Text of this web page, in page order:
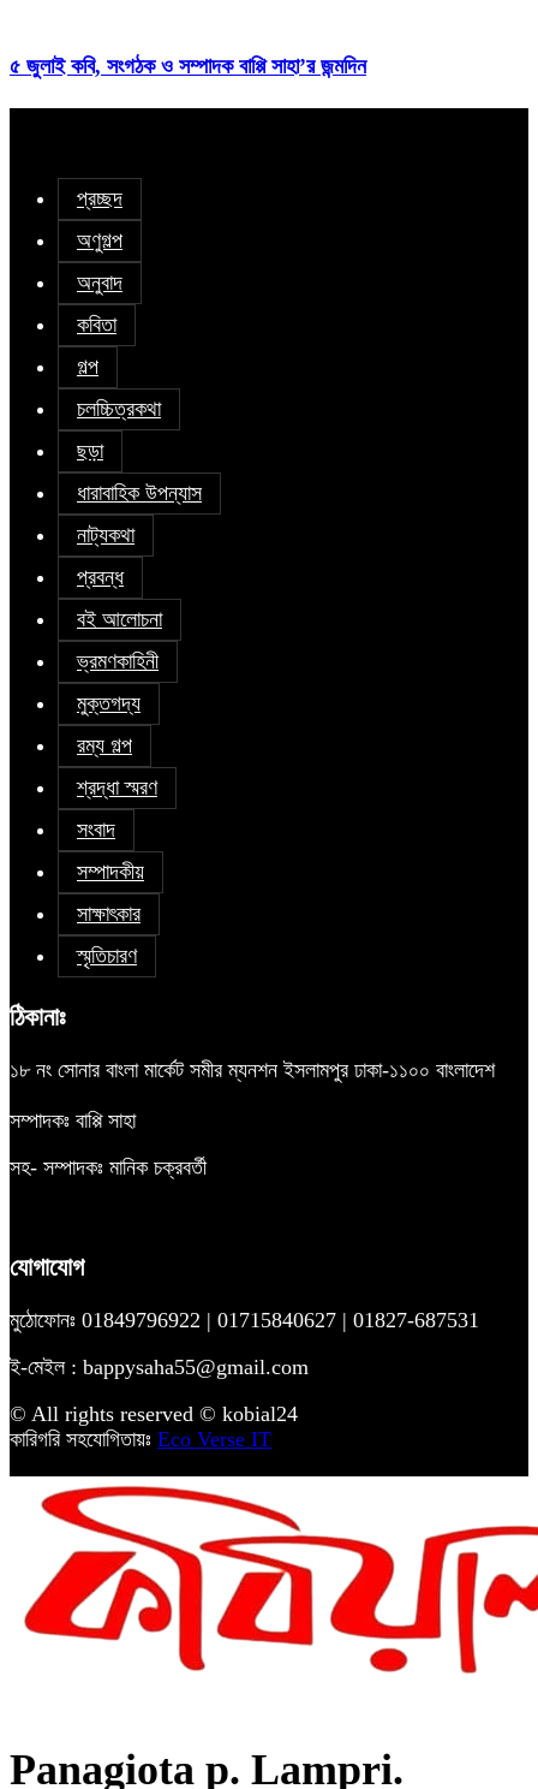
৫ জুলাই কবি, সংগঠক ও সম্পাদক বাপ্পি সাহা’র জন্মদিন
প্রচ্ছদ
অণুগল্প
অনুবাদ
কবিতা
গল্প
চলচ্চিত্রকথা
ছড়া
ধারাবাহিক উপন্যাস
নাট্যকথা
প্রবন্ধ
বই আলোচনা
ভ্রমণকাহিনী
মুক্তগদ্য
রম্য গল্প
শ্রদ্ধা স্মরণ
সংবাদ
সম্পাদকীয়
সাক্ষাৎকার
স্মৃতিচারণ
ঠিকানাঃ
১৮ নং সোনার বাংলা মার্কেট সমীর ম্যনশন ইসলামপুর ঢাকা-১১০০ বাংলাদেশ
সম্পাদকঃ বাপ্পি সাহা
সহ- সম্পাদকঃ মানিক চক্রবর্তী
যোগাযোগ
মুঠোফোনঃ 01849796922 | 01715840627 | 01827-687531
ই-মেইল : bappysaha55@gmail.com
© All rights reserved © kobial24
কারিগরি সহযোগিতায়ঃ Eco Verse IT
Panagiota p. Lampri.